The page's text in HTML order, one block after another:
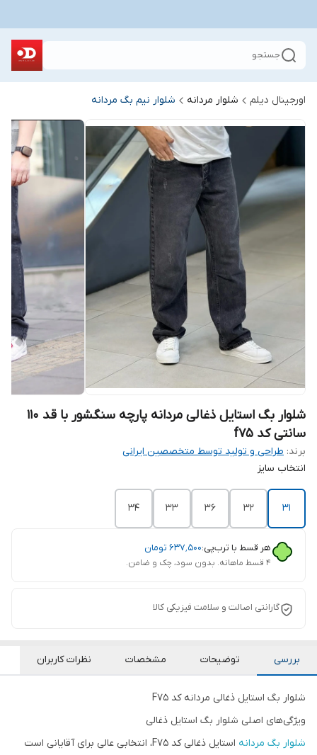
جستجو
اورجینال دیلم شلوار مردانه شلوار نیم بگ مردانه
شلوار بگ استایل ذغالی مردانه پارچه سنگشور با قد ۱۱۰
سانتی کد f75
برند: طراحی و تولید توسط متخصصین ایرانی
انتخاب سایز
۳۱ ۳۲ 36
33
34
هر قسط با ترب‌پی:۶۳۷٬۵۰۰ تومان
۴ قسط ماهانه. بدون سود، چک و ضامن.
گارانتی اصالت و سلامت فیزیکی کالا
بررسی توضیحات مشخصات نظرات کاربران
شلوار بگ استایل ذغالی مردانه کد F75
ویژگی‌های اصلی شلوار بگ استایل ذغالی
شلوار بگ مردانه
استایل ذغالی کد F75، انتخابی عالی برای آقایانی است